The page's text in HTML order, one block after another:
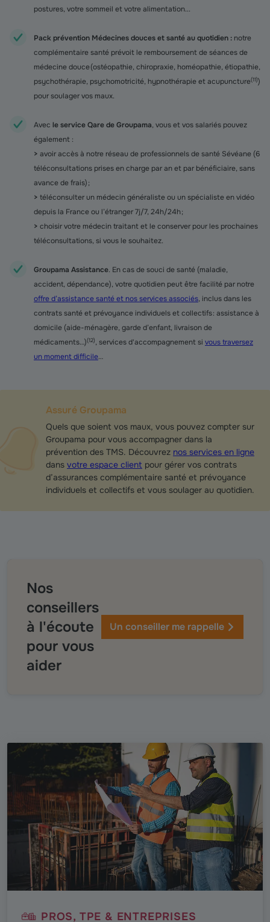
postures, votre sommeil et votre alimentation...
Pack prévention Médecines douces et santé au quotidien​ : notre
complémentaire santé prévoit le remboursement de séances de
médecine douce (ostéopathie, chiropraxie, homéopathie, étiopathie,
psychothérapie, psychomotricité, hypnothérapie et acupuncture(11))
pour soulager vos maux.
Avec le service Qare de Groupama, vous et vos salariés pouvez
également :
> avoir accès à notre réseau de professionnels de santé Sévéane (6
téléconsultations prises en charge par an et par bénéficiaire, sans
avance de frais) ;
> téléconsulter un médecin généraliste ou un spécialiste en vidéo
depuis la France ou l’étranger 7j/7, 24h/24h ;
> choisir votre médecin traitant et le conserver pour les prochaines
téléconsultations, si vous le souhaitez.
Groupama Assistance. En cas de souci de santé (maladie,
accident, dépendance), votre quotidien peut être facilité par notre
offre d’assistance santé et nos services associés, inclus dans les
contrats santé et prévoyance individuels et collectifs : assistance à
domicile (aide-ménagère, garde d’enfant, livraison de
médicaments…)(12), services d'accompagnement si vous traversez
un moment difficile…
Assuré Groupama
Quels que soient vos maux, vous pouvez compter sur
Groupama pour vous accompagner dans la
prévention des TMS. Découvrez nos services en ligne
dans votre espace client pour gérer vos contrats
d’assurances complémentaire santé et prévoyance
individuels et collectifs et vous soulager au quotidien.
Nos
conseillers
à l'écoute
pour vous
aider
Un conseiller me rappelle
PROS, TPE & ENTREPRISES